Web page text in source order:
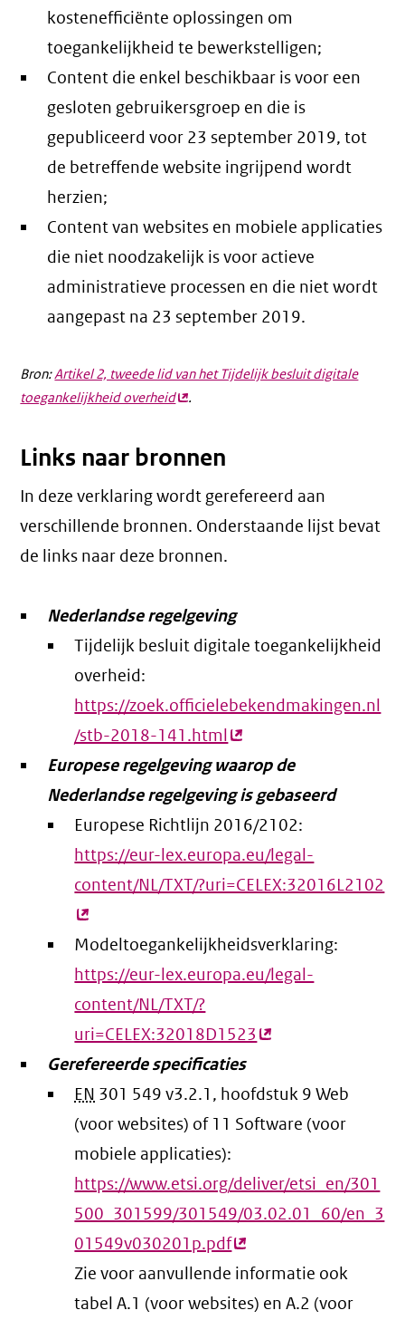
kostenefficiënte oplossingen om
toegankelijkheid te bewerkstelligen;
Content die enkel beschikbaar is voor een
gesloten gebruikersgroep en die is
gepubliceerd voor 23 september 2019, tot
de betreffende website ingrijpend wordt
herzien;
Content van websites en mobiele applicaties
die niet noodzakelijk is voor actieve
administratieve processen en die niet wordt
aangepast na 23 september 2019.
Bron:Artikel 2, tweede lid van het Tijdelijk besluit digitale
toegankelijkheid overheid(externe
.
Links naar bronnen
In deze verklaring wordt gerefereerd aan
verschillende bronnen. Onderstaande lijst bevat
de links naar deze bronnen.
Nederlandse regelgeving
Tijdelijk besluit digitale toegankelijkheid
overheid:
https://zoek.officielebekendmakingen.nl
/stb-2018-141.html(externe
link)
Europese regelgeving waarop de
Nederlandse regelgeving is gebaseerd
Europese Richtlijn 2016/2102:
https://eur-lex.europa.eu/legal-
content/NL/TXT/?uri=CELEX:32016L2102
Modeltoegankelijkheidsverklaring:
https://eur-lex.europa.eu/legal-
content/NL/TXT/?
uri=CELEX:32018D1523 (externe
Gerefereerde specificaties
EN 301 549 v3.2.1, hoofdstuk 9 Web
(voor websites) of 11 Software (voor
mobiele applicaties):
https://www.etsi.org/deliver/etsi_en/301
500_301599/301549/03.02.01_60/en_3
01549v030201p.pdf(externe
link)
Zie voor aanvullende informatie ook
tabel A.1 (voor websites) en A.2 (voor